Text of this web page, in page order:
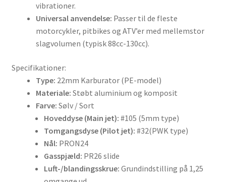
vibrationer.
Universal anvendelse: Passer til de fleste
motorcykler, pitbikes og ATV’er med mellemstor
slagvolumen (typisk 88cc-130cc).
Specifikationer:
Type: 22mm Karburator (PE-model)
Materiale: Støbt aluminium og komposit
Farve: Sølv / Sort
Hoveddyse (Main jet): #105 (5mm type)
Tomgangsdyse (Pilot jet): #32(PWK type)
Nål: PRON24
Gasspjæld: PR26 slide
Luft-/blandingsskrue: Grundindstilling på 1,25